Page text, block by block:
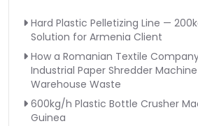
Hard Plastic Pelletizing Line —
Solution for Armenia Client
How a Romanian Textile
Industrial Paper Shredder
Warehouse Waste
600kg/h Plastic Bottle Crusher
Guinea